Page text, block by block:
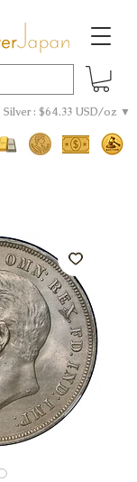
Silver : $64.33 USD/oz ▼